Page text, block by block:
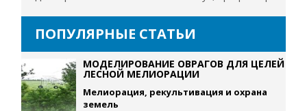
ПОПУЛЯРНЫЕ СТАТЬИ
МОДЕЛИРОВАНИЕ ОВРАГОВ ДЛЯ ЦЕЛЕЙ
ЛЕСНОЙ МЕЛИОРАЦИИ
Мелиорация, рекультивация и охрана
земель